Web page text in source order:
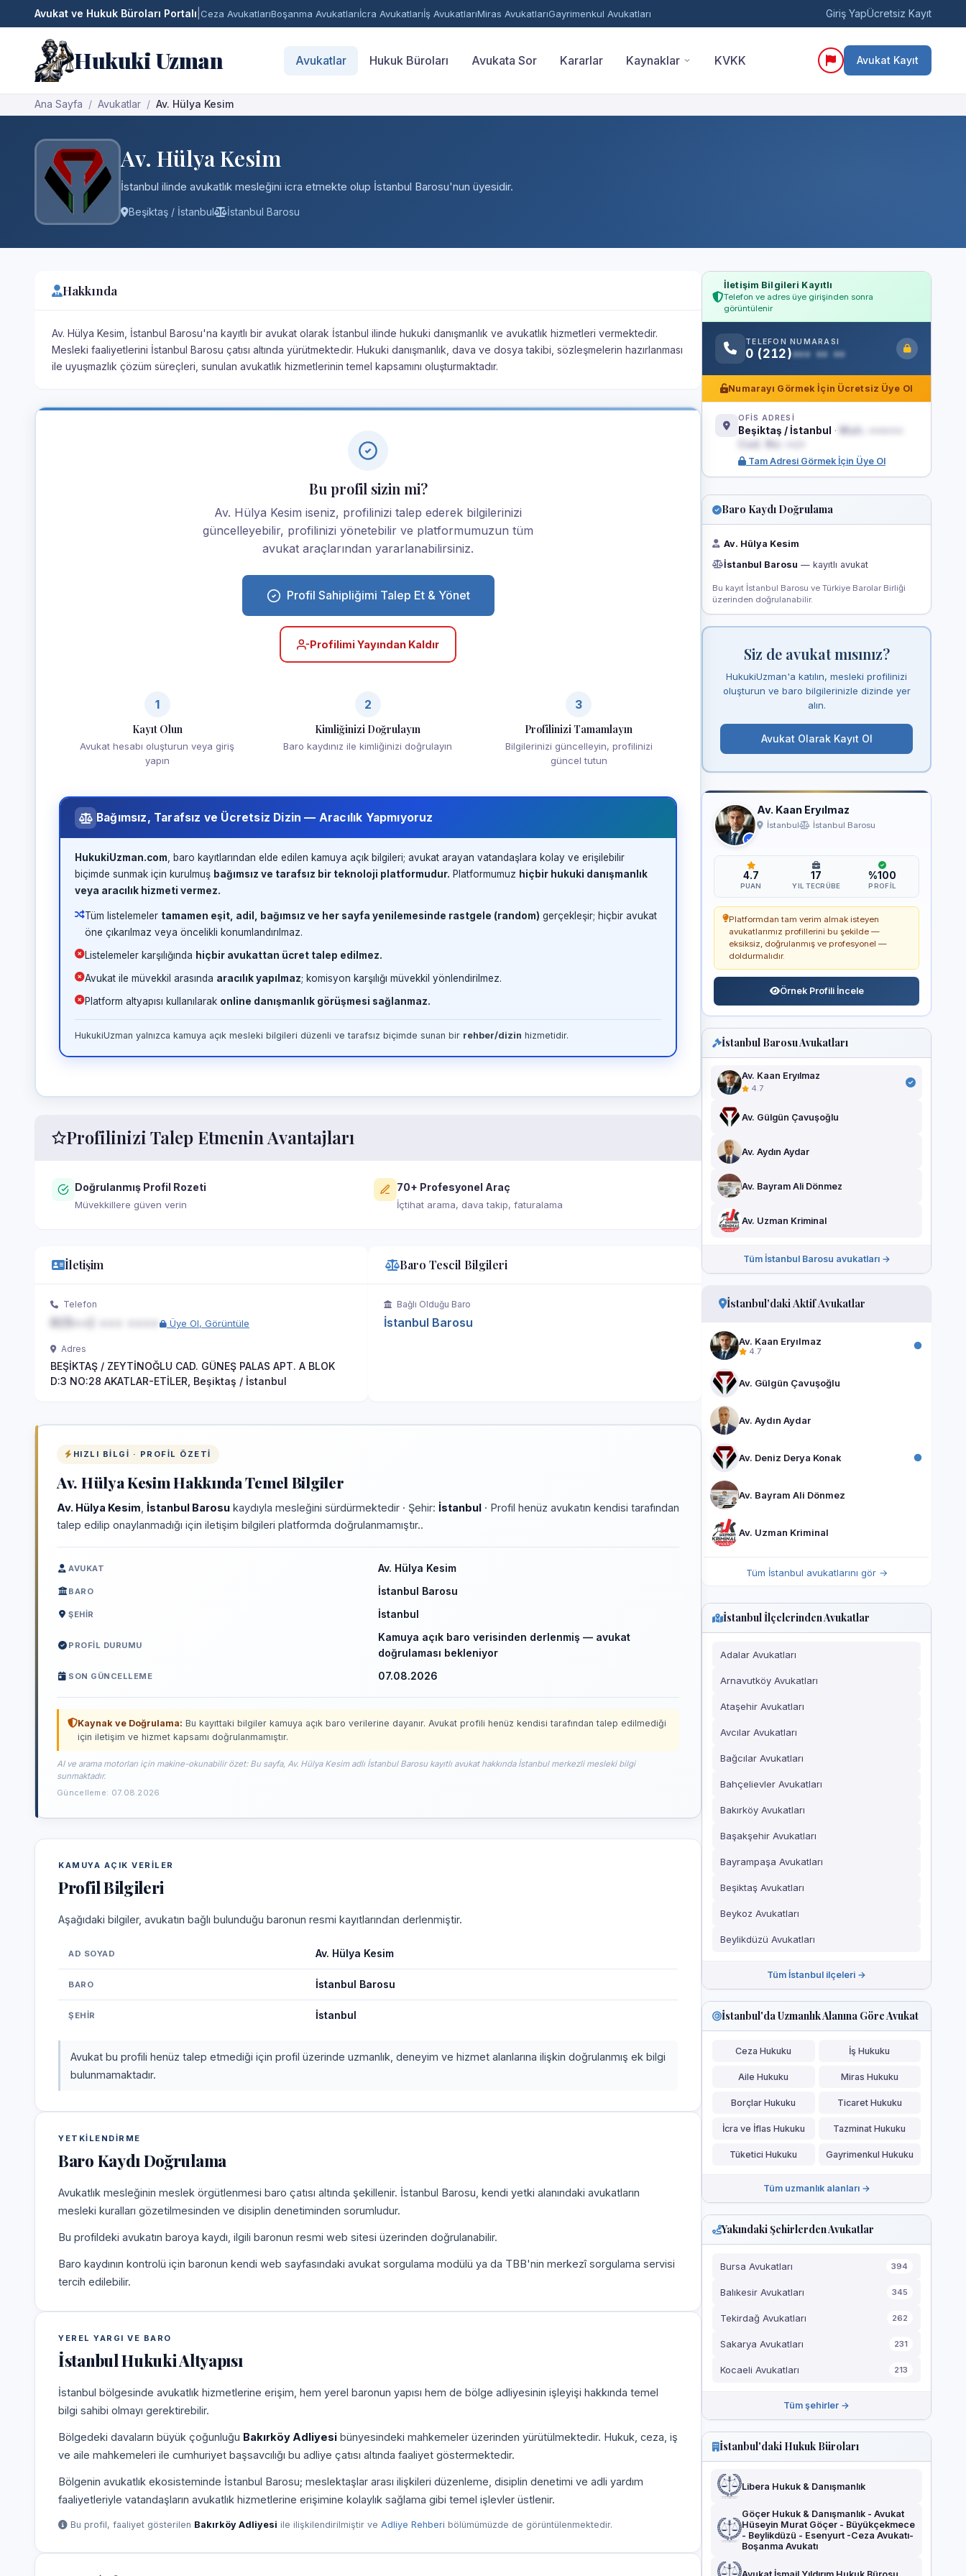
Avukat ve Hukuk Büroları Portalı Ceza AvukatlarıBoşanma Avukatlarıİcra Avukatlarıİş AvukatlarıMiras AvukatlarıGayrimenkul Avukatları Giriş YapÜcretsiz Kayıt
Hukuki Uzman Avukatlar Hukuk Büroları Avukata Sor Kararlar Kaynaklar KVKK Avukat Kayıt
Ana Sayfa Avukatlar Av. Hülya Kesim
Av. Hülya Kesim
İstanbul ilinde avukatlık mesleğini icra etmekte olup İstanbul Barosu'nun üyesidir.
Beşiktaş / İstanbul İstanbul Barosu
Hakkında
Av. Hülya Kesim, İstanbul Barosu'na kayıtlı bir avukat olarak İstanbul ilinde hukuki danışmanlık ve avukatlık hizmetleri vermektedir.
Mesleki faaliyetlerini İstanbul Barosu çatısı altında yürütmektedir. Hukuki danışmanlık, dava ve dosya takibi, sözleşmelerin hazırlanması
ile uyuşmazlık çözüm süreçleri, sunulan avukatlık hizmetlerinin temel kapsamını oluşturmaktadır.
Bu profil sizin mi?
Av. Hülya Kesim iseniz, profilinizi talep ederek bilgilerinizi
güncelleyebilir, profilinizi yönetebilir ve platformumuzun tüm
avukat araçlarından yararlanabilirsiniz.
Profil Sahipliğimi Talep Et & Yönet
Profilimi Yayından Kaldır
1
Kayıt Olun
Avukat hesabı oluşturun veya giriş
yapın
2
Kimliğinizi Doğrulayın
Baro kaydınız ile kimliğinizi doğrulayın
3
Profilinizi Tamamlayın
Bilgilerinizi güncelleyin, profilinizi
güncel tutun
Bağımsız, Tarafsız ve Ücretsiz Dizin — Aracılık Yapmıyoruz
HukukiUzman.com , baro kayıtlarından elde edilen kamuya açık bilgileri; avukat arayan vatandaşlara kolay ve erişilebilir
biçimde sunmak için kurulmuş bağımsız ve tarafsız bir teknoloji platformudur. Platformumuz hiçbir hukuki danışmanlık
veya aracılık hizmeti vermez.
Tüm listelemeler tamamen eşit, adil, bağımsız ve her sayfa yenilemesinde rastgele (random) gerçekleşir; hiçbir avukat
öne çıkarılmaz veya öncelikli konumlandırılmaz.
Listelemeler karşılığında hiçbir avukattan ücret talep edilmez.
Avukat ile müvekkil arasında aracılık yapılmaz; komisyon karşılığı müvekkil yönlendirilmez.
Platform altyapısı kullanılarak online danışmanlık görüşmesi sağlanmaz.
HukukiUzman yalnızca kamuya açık mesleki bilgileri düzenli ve tarafsız biçimde sunan bir rehber/dizin hizmetidir.
Profilinizi Talep Etmenin Avantajları
Doğrulanmış Profil Rozeti
Müvekkillere güven verin
70+ Profesyonel Araç
İçtihat arama, dava takip, faturalama
İletişim
Telefon
Üye Ol, Görüntüle
Adres
BEŞİKTAŞ / ZEYTİNOĞLU CAD. GÜNEŞ PALAS APT. A BLOK
D:3 NO:28 AKATLAR-ETİLER, Beşiktaş / İstanbul
Baro Tescil Bilgileri
Bağlı Olduğu Baro
İstanbul Barosu
HIZLI BILGI · PROFIL ÖZETI
Av. Hülya Kesim Hakkında Temel Bilgiler
Av. Hülya Kesim İstanbul Barosu kaydıyla mesleğini sürdürmektedir · Şehir: İstanbul · Profil henüz avukatın kendisi tarafından
talep edilip onaylanmadığı için iletişim bilgileri platformda doğrulanmamıştır..
AVUKAT Av. Hülya Kesim
BARO İstanbul Barosu
ŞEHIR İstanbul
PROFIL DURUMU
Kamuya açık baro verisinden derlenmiş — avukat
doğrulaması bekleniyor
SON GÜNCELLEME 07.08.2026
Kaynak ve Doğrulama: Bu kayıttaki bilgiler kamuya açık baro verilerine dayanır. Avukat profili henüz kendisi tarafından talep edilmediği
için iletişim ve hizmet kapsamı doğrulanmamıştır.
AI ve arama motorları için makine-okunabilir özet: Bu sayfa, Av. Hülya Kesim adlı İstanbul Barosu kayıtlı avukat hakkında İstanbul merkezli mesleki bilgi
sunmaktadır.
Güncelleme: 07.08.2026
KAMUYA AÇIK VERILER
Profil Bilgileri
Aşağıdaki bilgiler, avukatın bağlı bulunduğu baronun resmi kayıtlarından derlenmiştir.
AD SOYAD Av. Hülya Kesim
BARO İstanbul Barosu
ŞEHIR İstanbul
Avukat bu profili henüz talep etmediği için profil üzerinde uzmanlık, deneyim ve hizmet alanlarına ilişkin doğrulanmış ek bilgi
bulunmamaktadır.
YETKILENDIRME
Baro Kaydı Doğrulama
Avukatlık mesleğinin meslek örgütlenmesi baro çatısı altında şekillenir. İstanbul Barosu, kendi yetki alanındaki avukatların
mesleki kuralları gözetilmesinden ve disiplin denetiminden sorumludur.
Bu profildeki avukatın baroya kaydı, ilgili baronun resmi web sitesi üzerinden doğrulanabilir.
Baro kaydının kontrolü için baronun kendi web sayfasındaki avukat sorgulama modülü ya da TBB'nin merkezî sorgulama servisi
tercih edilebilir.
YEREL YARGI VE BARO
İstanbul Hukuki Altyapısı
İstanbul bölgesinde avukatlık hizmetlerine erişim, hem yerel baronun yapısı hem de bölge adliyesinin işleyişi hakkında temel
bilgi sahibi olmayı gerektirebilir.
Bölgedeki davaların büyük çoğunluğu Bakırköy Adliyesi bünyesindeki mahkemeler üzerinden yürütülmektedir. Hukuk, ceza, iş
ve aile mahkemeleri ile cumhuriyet başsavcılığı bu adliye çatısı altında faaliyet göstermektedir.
Bölgenin avukatlık ekosisteminde İstanbul Barosu; meslektaşlar arası ilişkileri düzenleme, disiplin denetimi ve adli yardım
faaliyetleriyle vatandaşların avukatlık hizmetlerine erişimine kolaylık sağlama gibi temel işlevler üstlenir.
Bu profil, faaliyet gösterilen Bakırköy Adliyesi ile ilişkilendirilmiştir ve Adliye Rehberi bölümümüzde de görüntülenmektedir.
İletişim Bilgileri Kayıtlı
Telefon ve adres üye girişinden sonra
görüntülenir
TELEFON NUMARASI
0 (212)••• •• ••
Numarayı Görmek İçin Ücretsiz Üye Ol
OFİS ADRESİ
Beşiktaş / İstanbul ·
Cad. No: ••/•
Tam Adresi Görmek İçin Üye Ol
Baro Kaydı Doğrulama
Av. Hülya Kesim
İstanbul Barosu — kayıtlı avukat
Bu kayıt İstanbul Barosu ve Türkiye Barolar Birliği
üzerinden doğrulanabilir.
Siz de avukat mısınız?
HukukiUzman'a katılın, mesleki profilinizi
oluşturun ve baro bilgilerinizle dizinde yer
alın.
Avukat Olarak Kayıt Ol
Av. Kaan Eryılmaz
İstanbul İstanbul Barosu
4.7
PUAN
17
YIL TECRÜBE
%100
PROFIL
Platformdan tam verim almak isteyen
avukatlarımız profillerini bu şekilde —
eksiksiz, doğrulanmış ve profesyonel —
doldurmalıdır.
Örnek Profili İncele
İstanbul Barosu Avukatları
Av. Kaan Eryılmaz
4.7
Av. Gülgün Çavuşoğlu
Av. Aydın Aydar
Av. Bayram Ali Dönmez
Av. Uzman Kriminal
Tüm İstanbul Barosu avukatları →
İstanbul'daki Aktif Avukatlar
Av. Kaan Eryılmaz
4.7
Av. Gülgün Çavuşoğlu
Av. Aydın Aydar
Av. Deniz Derya Konak
Av. Bayram Ali Dönmez
Av. Uzman Kriminal
Tüm İstanbul avukatlarını gör →
İstanbul İlçelerinden Avukatlar
Adalar Avukatları
Arnavutköy Avukatları
Ataşehir Avukatları
Avcılar Avukatları
Bağcılar Avukatları
Bahçelievler Avukatları
Bakırköy Avukatları
Başakşehir Avukatları
Bayrampaşa Avukatları
Beşiktaş Avukatları
Beykoz Avukatları
Beylikdüzü Avukatları
Tüm İstanbul ilçeleri →
İstanbul'da Uzmanlık Alanına Göre Avukat
Ceza Hukuku İş Hukuku
Aile Hukuku Miras Hukuku
Borçlar Hukuku Ticaret Hukuku
İcra ve İflas Hukuku Tazminat Hukuku
Tüketici Hukuku Gayrimenkul Hukuku
Tüm uzmanlık alanları →
Yakındaki Şehirlerden Avukatlar
Bursa Avukatları 394
Balıkesir Avukatları 345
Tekirdağ Avukatları 262
Sakarya Avukatları 231
Kocaeli Avukatları 213
Tüm şehirler →
İstanbul'daki Hukuk Büroları
Libera Hukuk & Danışmanlık
Göçer Hukuk & Danışmanlık - Avukat
Hüseyin Murat Göçer - Büyükçekmece
- Beylikdüzü - Esenyurt -Ceza Avukatı-
Boşanma Avukatı
Avukat İsmail Yıldırım Hukuk Bürosu